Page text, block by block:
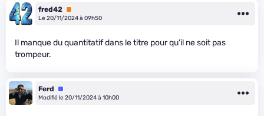
fred42 Premium
Le 20/11/2024 à 09h50
Il manque du quantitatif dans le titre pour qu'il ne soit pas
trompeur.
Ferd
Équipe
Modifié le 20/11/2024 à 10h00